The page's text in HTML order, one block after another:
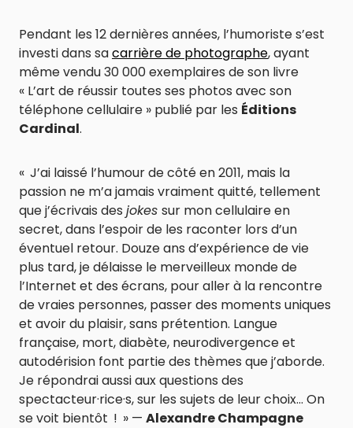
Pendant les 12 dernières années, l’humoriste s’est
investi dans sacarrière de photographe, ayant
même vendu 30 000 exemplaires de son livre
« L’art de réussir toutes ses photos avec son
téléphone cellulaire » publié par les Éditions
Cardinal.
« J’ai laissé l’humour de côté en 2011, mais la
passion ne m’a jamais vraiment quitté, tellement
que j’écrivais des jokes sur mon cellulaire en
secret, dans l’espoir de les raconter lors d’un
éventuel retour. Douze ans d’expérience de vie
plus tard, je délaisse le merveilleux monde de
l’Internet et des écrans, pour aller à la rencontre
de vraies personnes, passer des moments uniques
et avoir du plaisir, sans prétention. Langue
française, mort, diabète, neurodivergence et
autodérision font partie des thèmes que j’aborde.
Je répondrai aussi aux questions des
spectacteur·rice·s, sur les sujets de leur choix… On
se voit bientôt ! » — Alexandre Champagne